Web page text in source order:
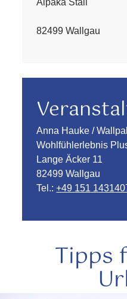
Alpaka Stall
82499 Wallgau
Anna Hauke /
Wohlfühlerlebnis
Lange Äcker 11
82499 Wallgau
Tel.:+49 151
Tipps